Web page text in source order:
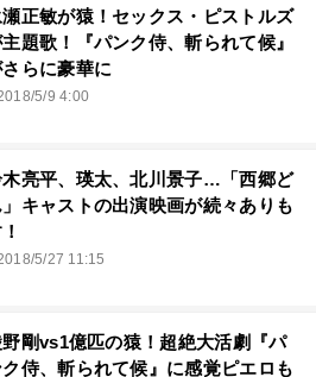
正敏が猿！セックス・ピストルズ
題歌！『パンク侍、斬られて候』
らに豪華に
5/9 4:00
亮平、瑛太、北川景子…「西郷ど
」キャストの出演映画が続々ありも
5/27 11:15
剛vs1億匹の猿！超絶大活劇『パ
ク侍、斬られて候』に感覚ピエロも